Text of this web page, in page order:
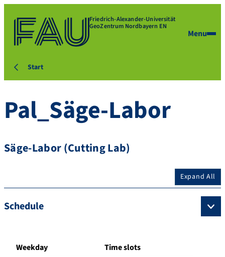
Friedrich-Alexander-Universität
GeoZentrum Nordbayern EN
Menu
Start
Pal_Säge-Labor
Säge-Labor (Cutting Lab)
Expand All
Schedule
Weekday Time slots